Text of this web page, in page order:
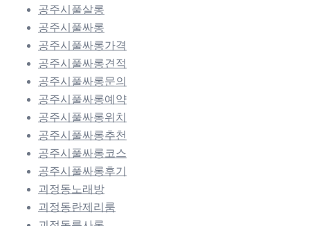
공주시풀살롱
공주시풀싸롱
공주시풀싸롱가격
공주시풀싸롱견적
공주시풀싸롱문의
공주시풀싸롱예약
공주시풀싸롱위치
공주시풀싸롱추천
공주시풀싸롱코스
공주시풀싸롱후기
괴정동노래방
괴정동란제리룸